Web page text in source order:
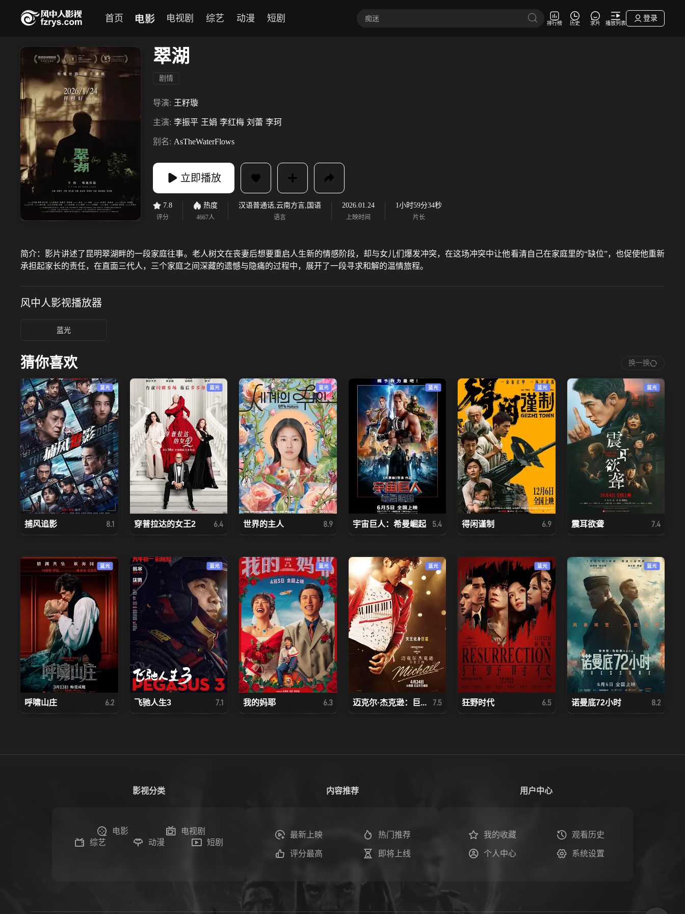
首页 电影 电视剧 综艺 动漫 短剧 排行榜 历史 求片 播放列表
登录
翠湖
剧情
导演: 王籽璇
主演: 李振平 王娟 李红梅 刘蕾 李珂
别名: AsTheWaterFlows
立即播放
7.8
评分
热度
4667人
汉语普通话,云南方言,国语
语言
2026.01.24
上映时间
1小时59分34秒
片长
简介： 影片讲述了昆明翠湖畔的一段家庭往事。老人树文在丧妻后想要重启人生新的情感阶段，却与女儿们爆发冲突，在这场冲突中让他看清自己在家庭里的“缺位”，也促使他重新
承担起家长的责任，在直面三代人，三个家庭之间深藏的遗憾与隐痛的过程中，展开了一段寻求和解的温情旅程。
风中人影视播放器
蓝光
猜你喜欢 换一换
蓝光
捕风追影 8.1
蓝光
穿普拉达的女王2 6.4
蓝光
世界的主人 8.9
蓝光
宇宙巨人：希曼崛起 5.4
蓝光
得闲谨制 6.9
蓝光
震耳欲聋 7.4
蓝光
呼啸山庄 6.2
蓝光
飞驰人生3 7.1
蓝光
我的妈耶 6.3
蓝光
迈克尔·杰克逊：巨... 7.5
蓝光
狂野时代 6.5
蓝光
诺曼底72小时 8.2
影视分类
电影
电视剧
综艺
动漫 短剧
内容推荐
最新上映 热门推荐
评分最高 即将上线
用户中心
我的收藏 观看历史
个人中心 系统设置